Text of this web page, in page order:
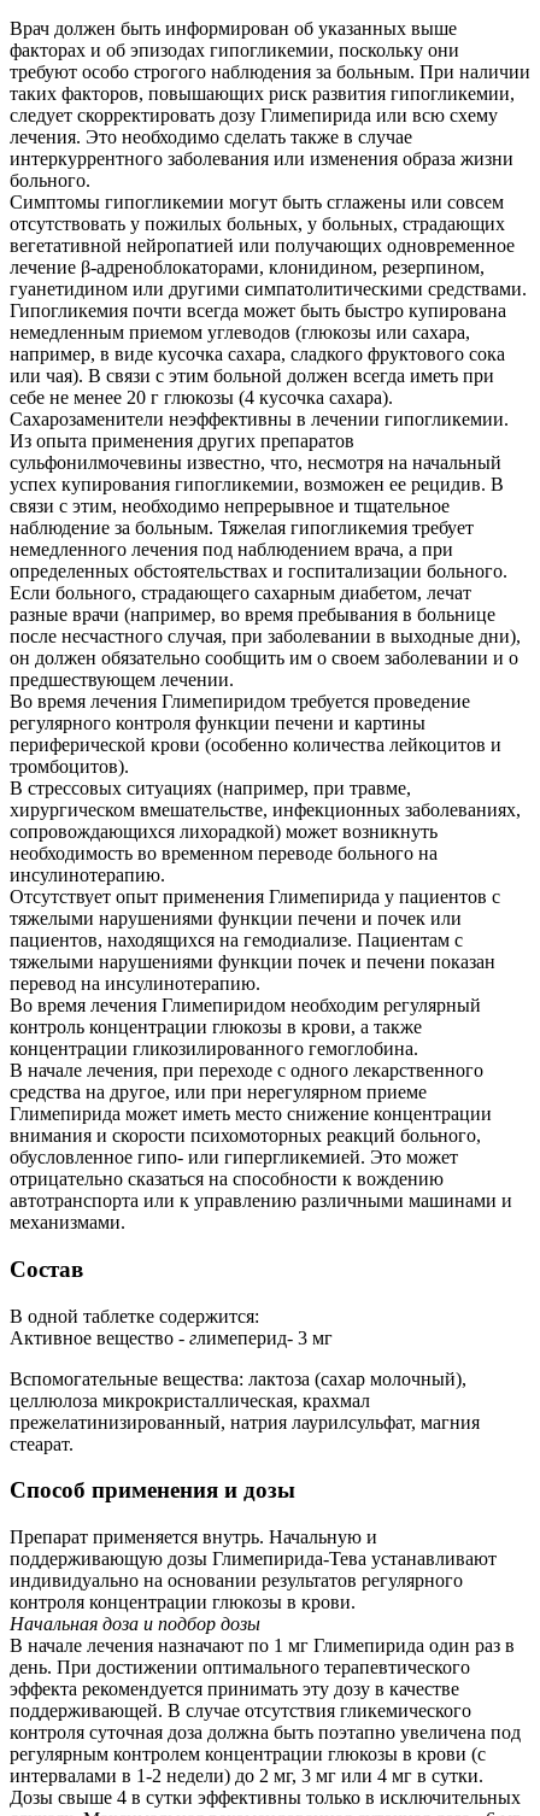
Врач должен быть информирован об указанных выше
факторах и об эпизодах гипогликемии, поскольку они
требуют особо строгого наблюдения за больным. При наличии
таких факторов, повышающих риск развития гипогликемии,
следует скорректировать дозу Глимепирида или всю схему
лечения. Это необходимо сделать также в случае
интеркуррентного заболевания или изменения образа жизни
больного.
Симптомы гипогликемии могут быть сглажены или совсем
отсутствовать у пожилых больных, у больных, страдающих
вегетативной нейропатией или получающих одновременное
лечение β-адреноблокаторами, клонидином, резерпином,
гуанетидином или другими симпатолитическими средствами.
Гипогликемия почти всегда может быть быстро купирована
немедленным приемом углеводов (глюкозы или сахара,
например, в виде кусочка сахара, сладкого фруктового сока
или чая). В связи с этим больной должен всегда иметь при
себе не менее 20 г глюкозы (4 кусочка сахара).
Сахарозаменители неэффективны в лечении гипогликемии.
Из опыта применения других препаратов
сульфонилмочевины известно, что, несмотря на начальный
успех купирования гипогликемии, возможен ее рецидив. В
связи с этим, необходимо непрерывное и тщательное
наблюдение за больным. Тяжелая гипогликемия требует
немедленного лечения под наблюдением врача, а при
определенных обстоятельствах и госпитализации больного.
Если больного, страдающего сахарным диабетом, лечат
разные врачи (например, во время пребывания в больнице
после несчастного случая, при заболевании в выходные дни),
он должен обязательно сообщить им о своем заболевании и о
предшествующем лечении.
Во время лечения Глимепиридом требуется проведение
регулярного контроля функции печени и картины
периферической крови (особенно количества лейкоцитов и
тромбоцитов).
В стрессовых ситуациях (например, при травме,
хирургическом вмешательстве, инфекционных заболеваниях,
сопровождающихся лихорадкой) может возникнуть
необходимость во временном переводе больного на
инсулинотерапию.
Отсутствует опыт применения Глимепирида у пациентов с
тяжелыми нарушениями функции печени и почек или
пациентов, находящихся на гемодиализе. Пациентам с
тяжелыми нарушениями функции почек и печени показан
перевод на инсулинотерапию.
Во время лечения Глимепиридом необходим регулярный
контроль концентрации глюкозы в крови, а также
концентрации гликозилированного гемоглобина.
В начале лечения, при переходе с одного лекарственного
средства на другое, или при нерегулярном приеме
Глимепирида может иметь место снижение концентрации
внимания и скорости психомоторных реакций больного,
обусловленное гипо- или гипергликемией. Это может
отрицательно сказаться на способности к вождению
автотранспорта или к управлению различными машинами и
механизмами.
Состав
В одной таблетке содержится:
Активное вещество - глимеперид- 3 мг
Вспомогательные вещества: лактоза (сахар молочный),
целлюлоза микрокристаллическая, крахмал
прежелатинизированный, натрия лаурилсульфат, магния
стеарат.
Способ применения и дозы
Препарат применяется внутрь. Начальную и
поддерживающую дозы Глимепирида-Тева устанавливают
индивидуально на основании результатов регулярного
контроля концентрации глюкозы в крови.
Начальная доза и подбор дозы
В начале лечения назначают по 1 мг Глимепирида один раз в
день. При достижении оптимального терапевтического
эффекта рекомендуется принимать эту дозу в качестве
поддерживающей. В случае отсутствия гликемического
контроля суточная доза должна быть поэтапно увеличена под
регулярным контролем концентрации глюкозы в крови (с
интервалами в 1-2 недели) до 2 мг, 3 мг или 4 мг в сутки.
Дозы свыше 4 в сутки эффективны только в исключительных